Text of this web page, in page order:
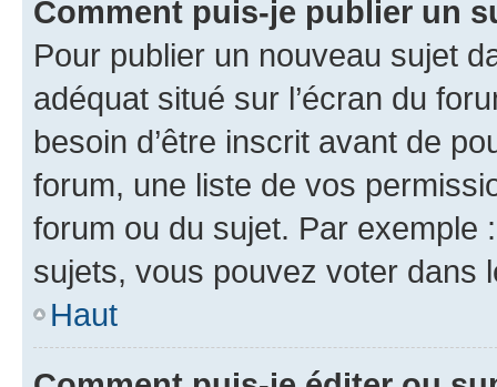
Comment puis-je publier un
Pour publier un nouveau sujet
adéquat situé sur l’écran du
besoin d’être inscrit avant de
forum, une liste de vos
forum ou du sujet. Par exemple
sujets, vous pouvez voter dans
Haut